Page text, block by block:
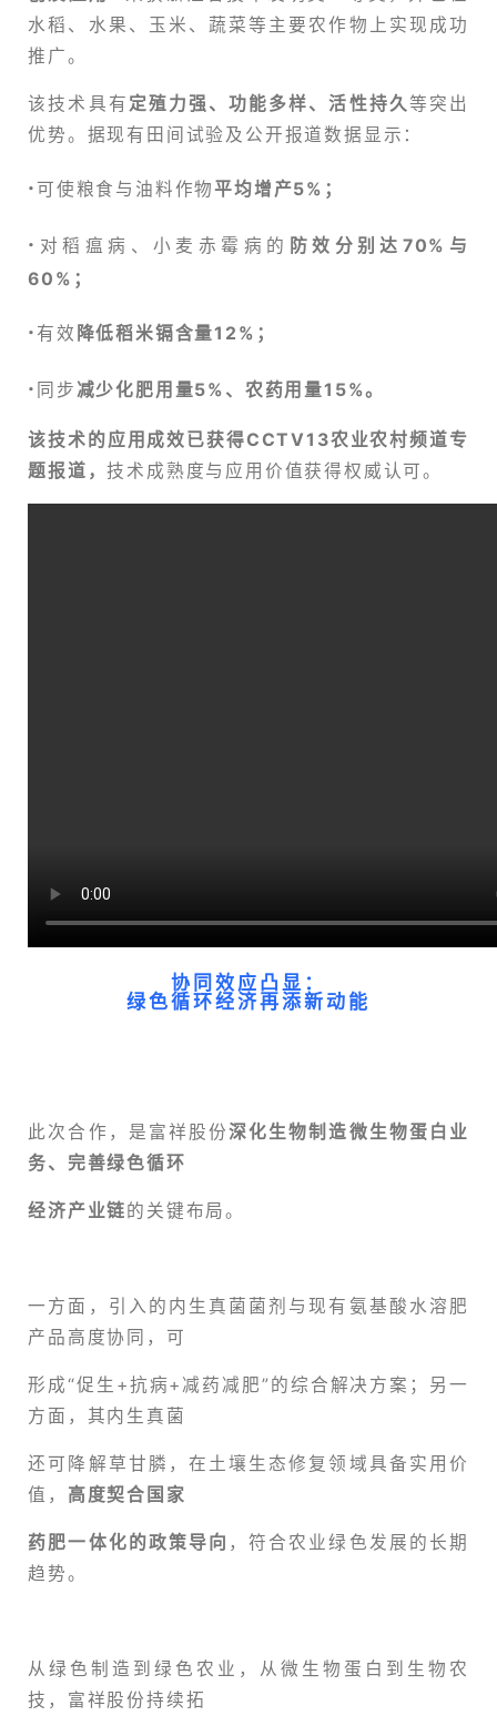
水稻、水果、玉米、蔬菜等主要农作物上实现成功
推广。
该技术具有 定殖力强、功能多样、活性持久等突出
优势。据现有田间试验及公开报道数据显示：
· 可使粮食与油料作物平均增产5%；
· 对稻瘟病、小麦赤霉病的 防效分别达70%与
60%；
· 有效 降低稻米镉含量12%；
· 同步 减少化肥用量5%、农药用量15%。
该技术的应用成效已获得CCTV13农业农村频道专
题报道，技术成熟度与应用价值获得权威认可。
协同效应凸显：
绿色循环经济再添新动能
此次合作，是富祥股份深化生物制造微生物蛋白业
务、完善绿色循环
经济产业链的关键布局。
一方面，引入的内生真菌菌剂与现有氨基酸水溶肥
产品高度协同，可
形成“促生+抗病+减药减肥”的综合解决方案；另一
方面，其内生真菌
还可降解草甘膦，在土壤生态修复领域具备实用价
值， 高度契合国家
药肥一体化的政策导向 ，符合农业绿色发展的长期
趋势。
从绿色制造到绿色农业，从微生物蛋白到生物农
技，富祥股份持续拓